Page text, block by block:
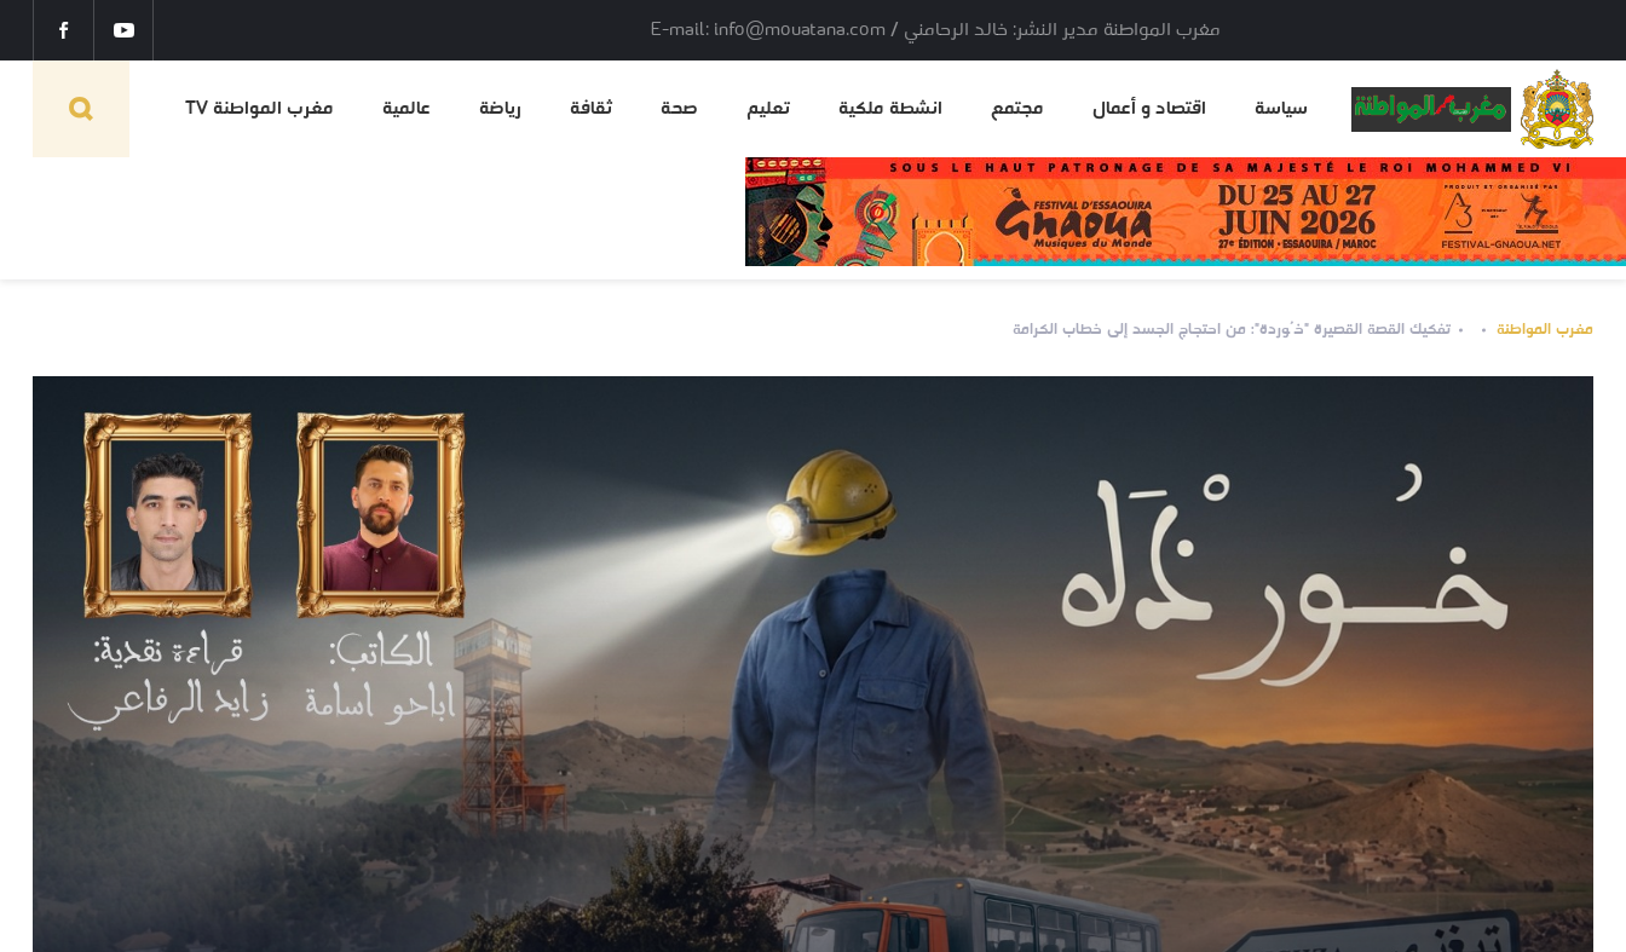
مغرب المواطنة مدير النشر: خالد الرحامني / E-mail: info@mouatana.com
سياسة اقتصاد و أعمال مجتمع انشطة ملكية تعليم صحة ثقافة رياضة عالمية مغرب المواطنة TV
مغرب المواطنة تفكيك القصة القصيرة "خُوردة": من احتجاج الجسد إلى خطاب الكرامة